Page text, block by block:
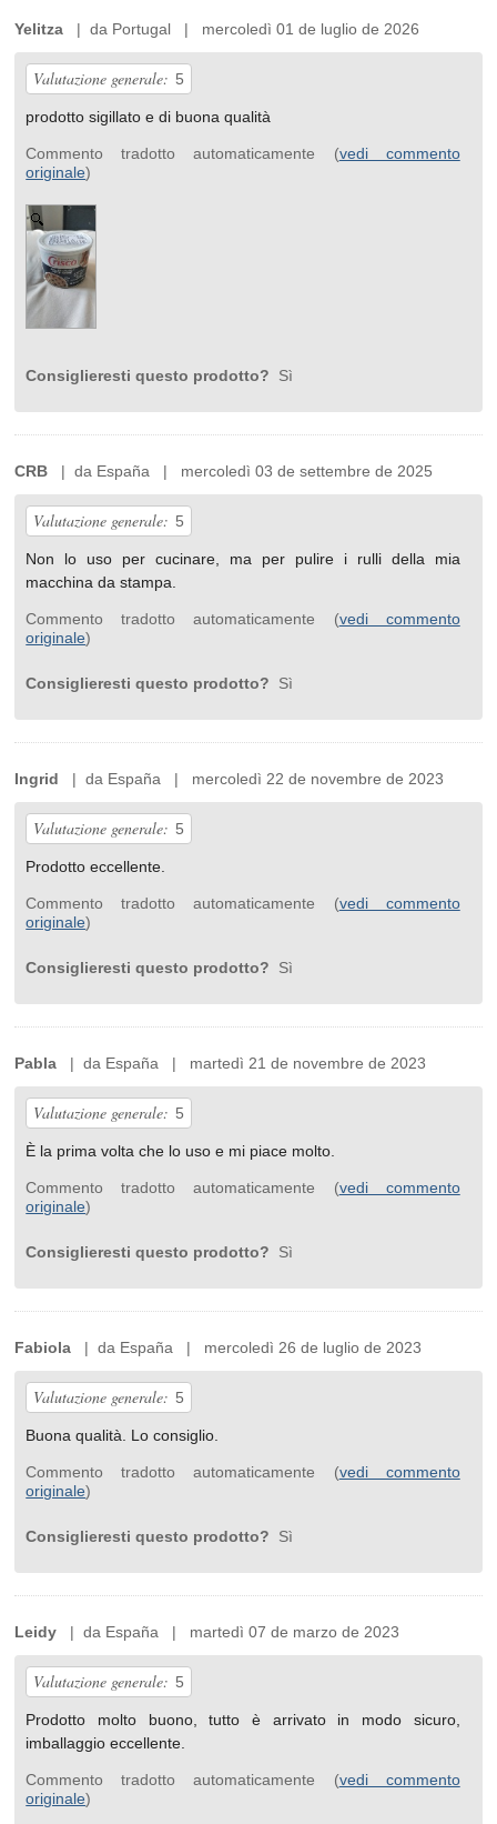
Yelitza | da Portugal | mercoledì 01 de luglio de 2026
Valutazione generale: 5
prodotto sigillato e di buona qualità
Commento tradotto automaticamente (vedi commento
originale)
Consiglieresti questo prodotto? Sì
CRB | da España | mercoledì 03 de settembre de 2025
Valutazione generale: 5
Non lo uso per cucinare, ma per pulire i rulli della mia
macchina da stampa.
Commento tradotto automaticamente (vedi commento
originale)
Consiglieresti questo prodotto? Sì
Ingrid | da España | mercoledì 22 de novembre de 2023
Valutazione generale: 5
Prodotto eccellente.
Commento tradotto automaticamente (vedi commento
originale)
Consiglieresti questo prodotto? Sì
Pabla | da España | martedì 21 de novembre de 2023
Valutazione generale: 5
È la prima volta che lo uso e mi piace molto.
Commento tradotto automaticamente (vedi commento
originale)
Consiglieresti questo prodotto? Sì
Fabiola | da España | mercoledì 26 de luglio de 2023
Valutazione generale: 5
Buona qualità. Lo consiglio.
Commento tradotto automaticamente (vedi commento
originale)
Consiglieresti questo prodotto? Sì
Leidy | da España | martedì 07 de marzo de 2023
Valutazione generale: 5
Prodotto molto buono, tutto è arrivato in modo sicuro,
imballaggio eccellente.
Commento tradotto automaticamente (vedi commento
originale)